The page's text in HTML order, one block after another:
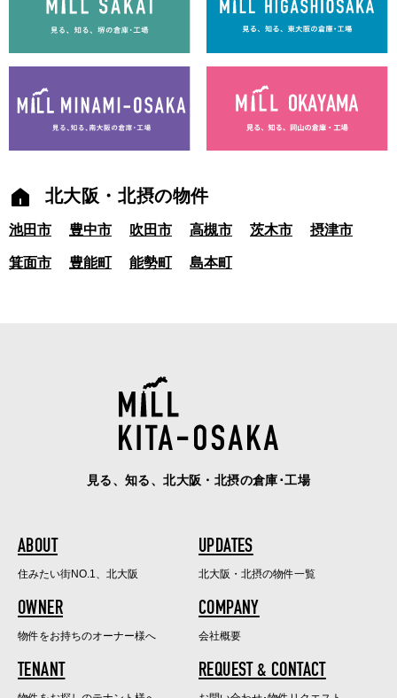
北大阪・北摂の物件
池田市 豊中市 吹田市 高槻市 茨木市 摂津市
箕面市 豊能町 能勢町 島本町
見る、知る、北大阪・北摂の倉庫･工場
ABOUT
住みたい街NO.1、北大阪
UPDATES
北大阪・北摂の物件一覧
OWNER
物件をお持ちのオーナー様へ
COMPANY
会社概要
TENANT REQUEST & CONTACT